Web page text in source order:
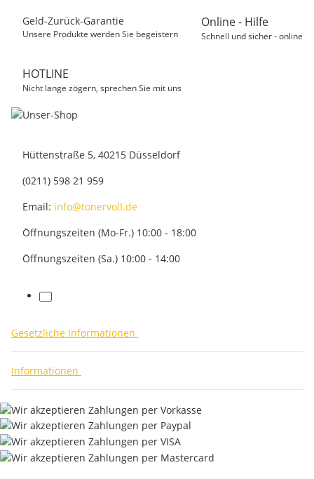
Geld-Zurück-Garantie
Unsere Produkte werden Sie begeistern
Online - Hilfe
Schnell und sicher - online
HOTLINE
Nicht lange zögern, sprechen Sie mit uns
Hüttenstraße 5, 40215 Düsseldorf
(0211) 598 21 959
Email: info@tonervoll.de
Öffnungszeiten (Mo-Fr.) 10:00 - 18:00
Öffnungszeiten (Sa.) 10:00 - 14:00
facebook
Gesetzliche Informationen
Informationen